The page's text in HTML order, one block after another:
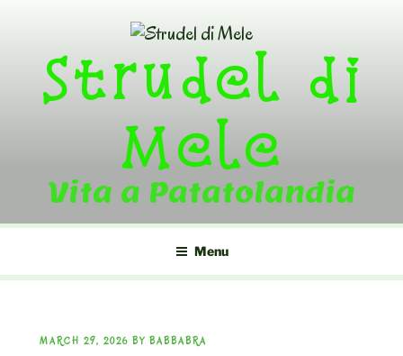
contentStrudel di
Mele
Vita a Patatolandia
Menu
POSTED
MARCH 29, 2026 BY BABBABRA